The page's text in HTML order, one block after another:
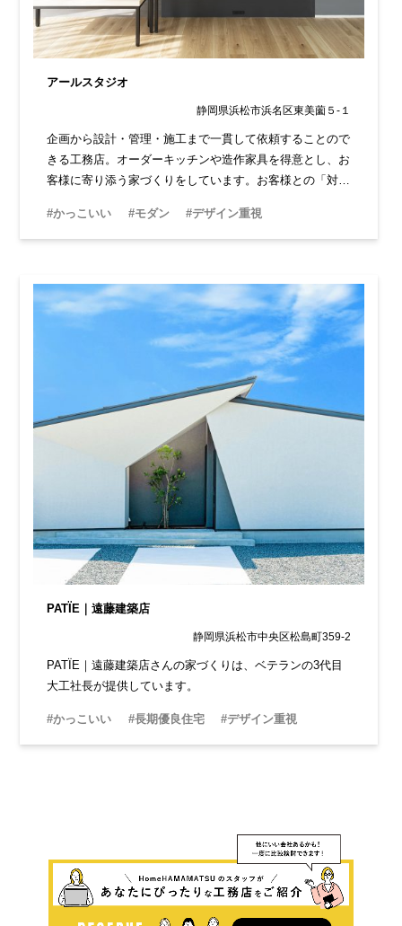
アールスタジオ
静岡県浜松市浜名区東美薗５-１
企画から設計・管理・施工まで一貫して依頼することので
きる工務店。オーダーキッチンや造作家具を得意とし、お
客様に寄り添う家づくりをしています。お客様との「対
形にしてくれる工務店です。
#かっこいい #モダン #デザイン重視
PATÏE｜遠藤建築店
静岡県浜松市中央区松島町359-2
PATÏE｜遠藤建築店さんの家づくりは、ベテランの3代目
大工社長が提供しています。
#かっこいい #長期優良住宅 #デザイン重視